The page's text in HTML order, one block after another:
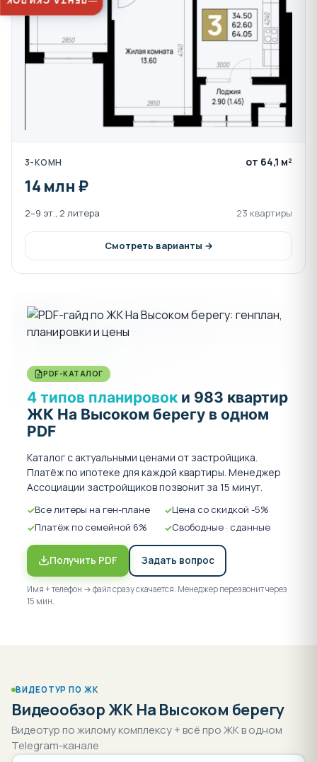
3-КОМН от 64,1 м²
14 млн ₽
2–9 эт., 2 литера 23 квартиры
Смотреть варианты →
PDF-КАТАЛОГ
4 типов планировок и 983 квартир
ЖК На Высоком берегу в одном
PDF
Каталог с актуальными ценами от застройщика.
Платёж по ипотеке для каждой квартиры. Менеджер
Ассоциации застройщиков позвонит за 15 минут.
Все литеры на ген-плане
Цена со скидкой -5%
Платёж по семейной 6%
Свободные · сданные
Получить PDF Задать вопрос
Имя + телефон → файл сразу скачается. Менеджер перезвонит через
15 мин.
ВИДЕОТУР ПО ЖК
Видеообзор ЖК На Высоком берегу
Видеотур по жилому комплексу + всё про ЖК в одном
Telegram-канале